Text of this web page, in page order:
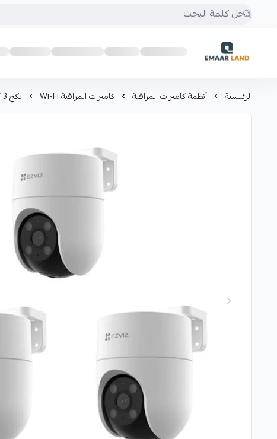
إعمار لاند
الرئيسية أنظمة كاميرات المراقبة كاميرات المراقبة Wi-Fi بكج 3 كاميرات مراقبة WI FI خارجية من EZVIZ بدقة 2 ميجا شامل الملحقات